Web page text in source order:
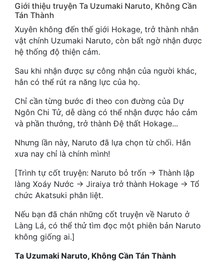
Dị Năng
Góc Nhìn Nam
Huyền Huyễn
Huyền Nghi
Huyền Ảo
Hài Hước
Học Đường
Khoa Huyễn
Khoa Huyễn Không Gian
Kinh Dị
Kiếm Hiệp
Giới thiệu truyện Ta Uzumaki Naruto, Không Cần
Tán Thành
Xuyên không đến thế giới Hokage, trở thành nhân
vật chính Uzumaki Naruto, còn bất ngờ nhận được
hệ thống độ thiện cảm.
Sau khi nhận được sự công nhận của người khác,
hắn có thể rút ra năng lực của họ.
Chỉ cần từng bước đi theo con đường của Dự
Ngôn Chi Tử, dễ dàng có thể nhận được hảo cảm
và phần thưởng, trở thành Đệ thất Hokage...
Nhưng lần này, Naruto đã lựa chọn từ chối. Hắn
xưa nay chỉ là chính mình!
[Trình tự cốt truyện: Naruto bỏ trốn -> Thành lập
làng Xoáy Nước -> Jiraiya trở thành Hokage -> Tổ
chức Akatsuki phân liệt.
Nếu bạn đã chán những cốt truyện về Naruto ở
Làng Lá, có thể thử tìm đọc một phiên bản Naruto
không giống ai.]
Ta Uzumaki Naruto, Không Cần Tán Thành